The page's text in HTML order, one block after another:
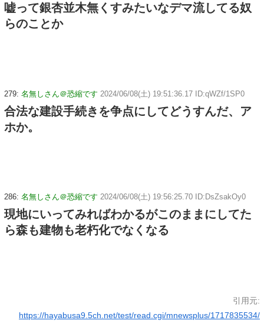
嘘って銀杏並木無くすみたいなデマ流してる奴
らのことか
279: 名無しさん＠恐縮です 2024/06/08(土) 19:51:36.17 ID:qWZf/1SP0
合法な建設手続きを争点にしてどうすんだ、ア
ホか。
286: 名無しさん＠恐縮です 2024/06/08(土) 19:56:25.70 ID:DsZsakOy0
現地にいってみればわかるがこのままにしてた
ら森も建物も老朽化でなくなる
引用元:
https://hayabusa9.5ch.net/test/read.cgi/mnewsplus/1717835534/